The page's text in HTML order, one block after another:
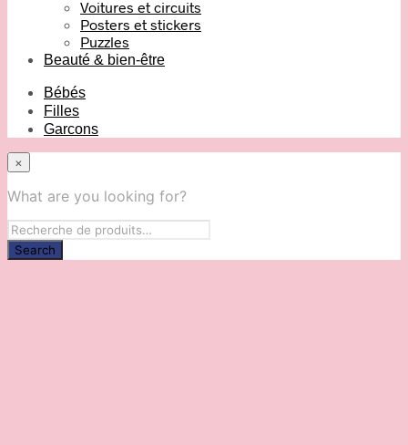
Voitures et circuits
Posters et stickers
Puzzles
Beauté & bien-être
Bébés
Filles
Garcons
×
What are you looking for?